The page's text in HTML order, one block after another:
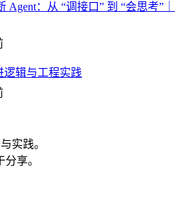
Agent：从 “调接口” 到 “会思考”｜
逻辑与工程实践
实践。
分享。